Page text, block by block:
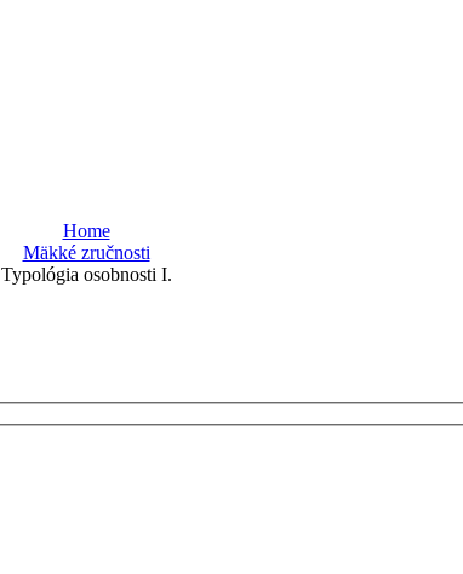
Home
Mäkké zručnosti
Typológia osobnosti I.